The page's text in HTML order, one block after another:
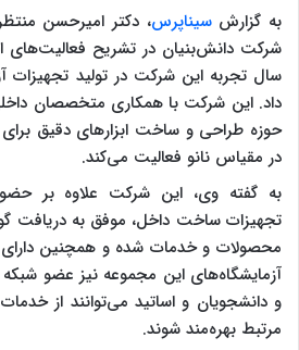
به گزارشسیناپرس، دکتر امیرحسن
سال تجربه این شرکت در تولید تجهیزات
داد. این شرکت با همکاری متخصصان
حوزه طراحی و ساخت ابزارهای دقیق
در مقیاس نانو فعالیت می‌کند.
به گفته وی، این شرکت علاوه بر
محصولات و خدمات شده و همچنین دارای
آزمایشگاه‌های این مجموعه نیز عضو
و دانشجویان و اساتید می‌توانند از
مرتبط بهره‌مند شوند.